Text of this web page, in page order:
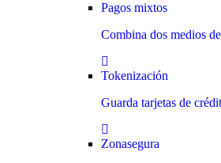
Pagos mixtos
Combina dos medios
Tokenización
Guarda tarjetas de
Zonasegura